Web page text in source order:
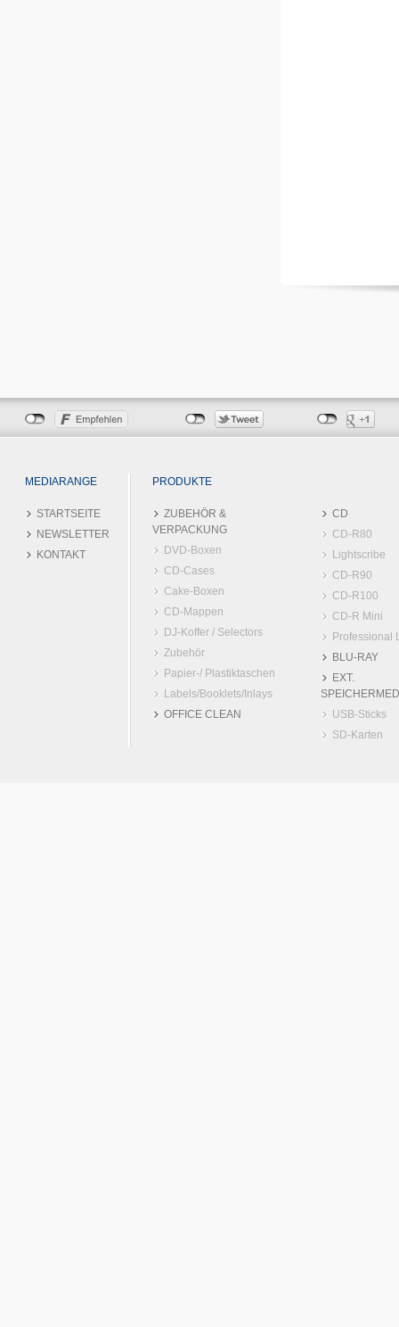
MEDIARANGE PRODUKTE
STARTSEITE
NEWSLETTER
KONTAKT
ZUBEHÖR &
VERPACKUNG
DVD-Boxen
CD-Cases
Cake-Boxen
CD-Mappen
DJ-Koffer / Selectors
Zubehör
Papier-/ Plastiktaschen
Labels/Booklets/Inlays
OFFICE CLEAN
CD
CD-R80
Lightscribe
CD-R90
CD-R100
CD-R Mini
Professional
BLU-RAY
EXT.
USB-Sticks
SD-Karten